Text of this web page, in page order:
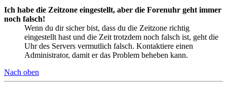
Ich habe die Zeitzone eingestellt, aber die Forenuhr geht immer
noch falsch!
Wenn du dir sicher bist, dass du die Zeitzone richtig
eingestellt hast und die Zeit trotzdem noch falsch ist, geht die
Uhr des Servers vermutlich falsch. Kontaktiere einen
Administrator, damit er das Problem beheben kann.
Nach oben